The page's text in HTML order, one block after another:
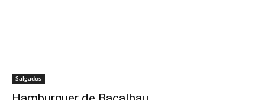
Salgados